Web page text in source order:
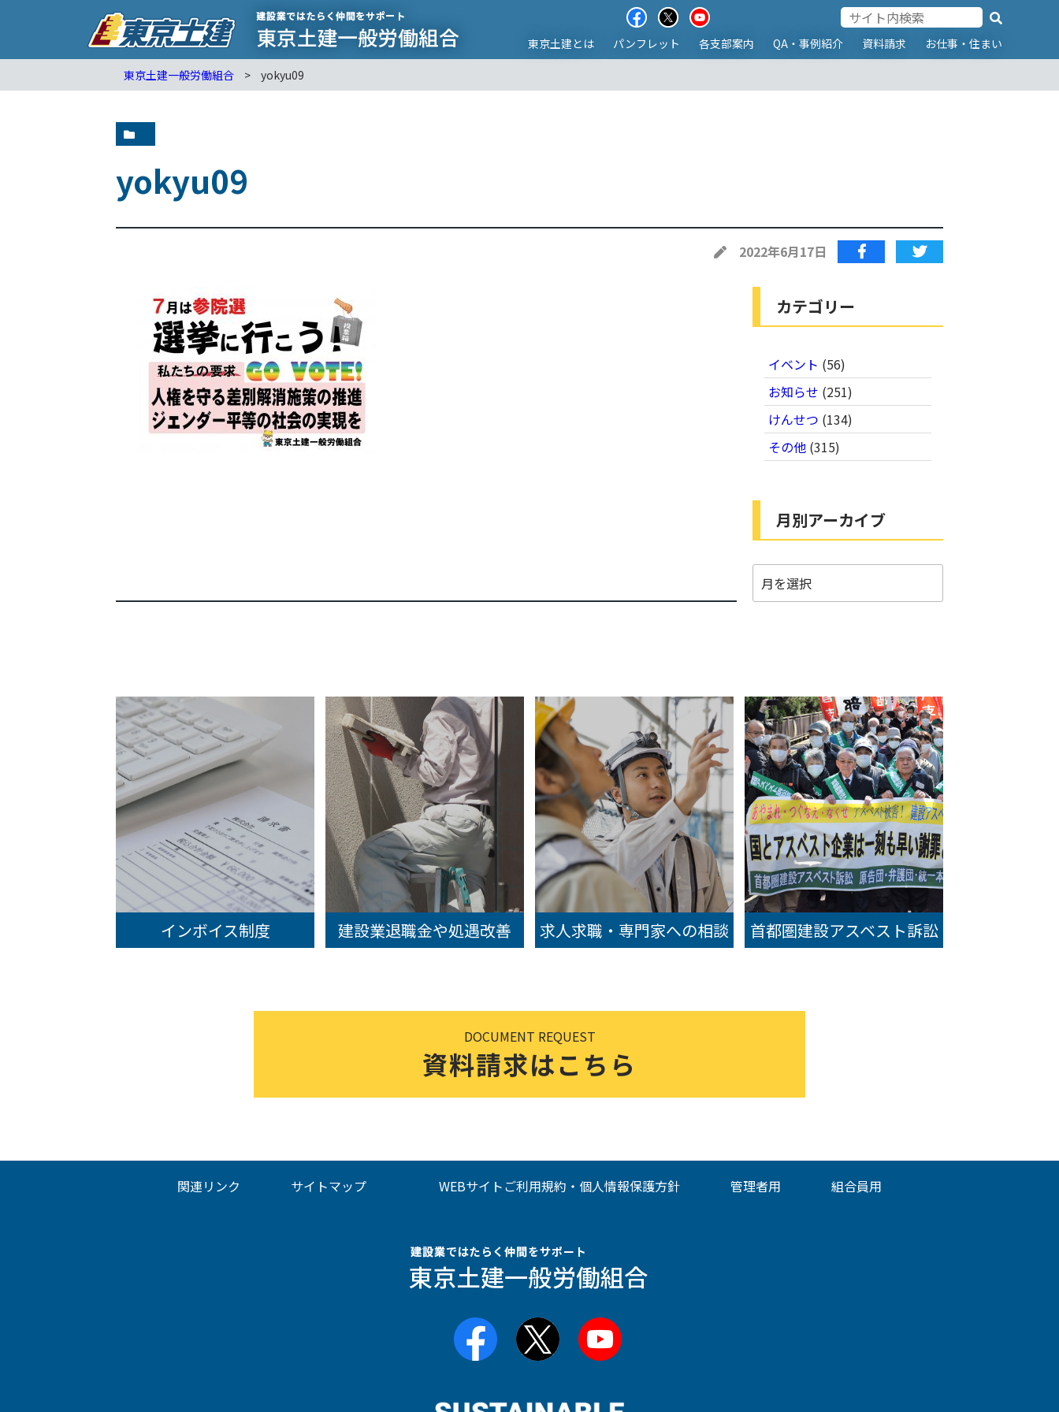
東京土建とは パンフレット 各支部案内 QA・事例紹介 資料請求
お仕事・住まい
東京土建一般労働組合
> yokyu09
yokyu09
2022年6月17日
カテゴリー
イベント (56)
お知らせ (251)
けんせつ (134)
その他(315)
月別アーカイブ
別
インボイス制度 建設業退職金や処遇改善 求人求職・専門家への相談 首都圏建設アスベスト訴訟
DOCUMENT REQUEST
資料請求はこちら
関連リンク サイトマップ WEBサイトご利用規約・個人情報保護方針 管理者用 組合員用